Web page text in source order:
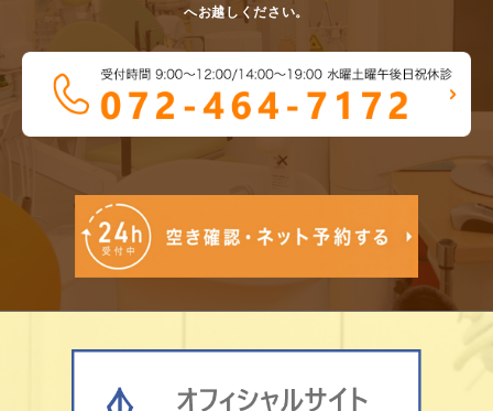
へお越しください。